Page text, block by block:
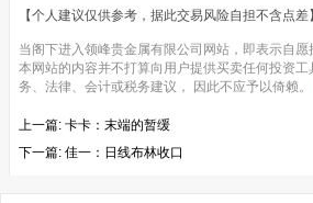
【个人建议仅供参考，据此交易风险自担不含点差】
当阁下进入领峰贵金属有限公司网站，即表示自愿
本网站的内容并不打算向用户提供买卖任何投资
务、法律、会计或税务建议， 因此不应予以倚赖。
上一篇: 卡卡：末端的暂缓
下一篇: 佳一：日线布林收口